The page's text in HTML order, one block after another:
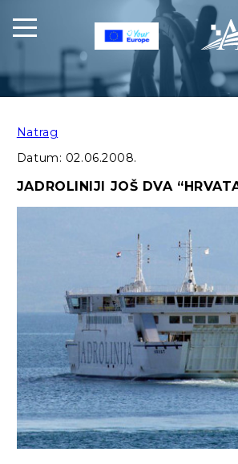
Natrag
Datum: 02.06.2008.
JADROLINIJI JOŠ DVA